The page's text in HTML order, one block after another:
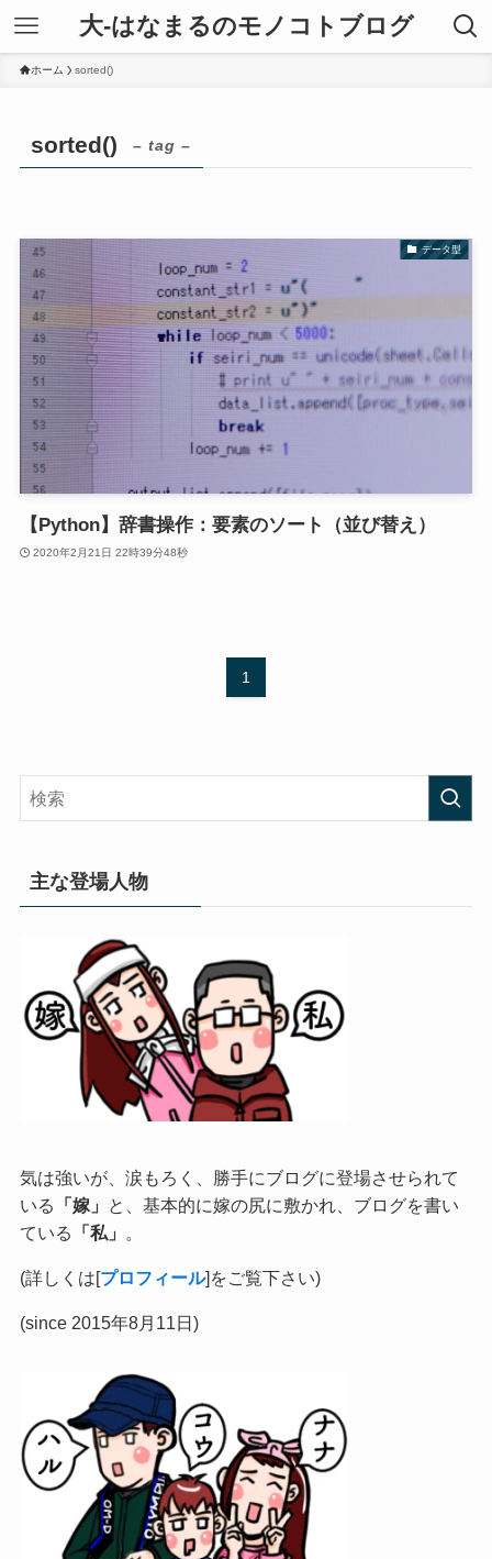
大-はなまるのモノコトブログ
ホーム sorted()
sorted() – tag –
データ型
【Python】辞書操作：要素のソート（並び替え）
2020年2月21日 22時39分48秒
1
主な登場人物
気は強いが、涙もろく、勝手にブログに登場させられて
いる
「嫁」
と、基本的に嫁の尻に敷かれ、ブログを書い
ている
「私」 。
(詳しくは[プロフィール]をご覧下さい)
(since 2015年8月11日)